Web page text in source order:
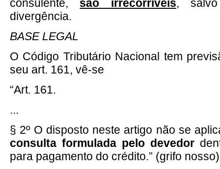
consulente, são irrecorríveis,
divergência.
BASE LEGAL
O Código Tributário Nacional tem
seu art. 161, vê-se
“Art. 161.
...
§ 2º O disposto neste artigo não se
consulta formulada pelo devedor
para pagamento do crédito.” (grifo nosso)